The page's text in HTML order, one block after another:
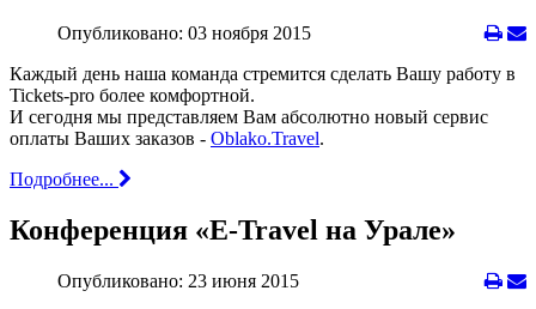
Опубликовано: 03 ноября 2015
Каждый день наша команда стремится сделать Вашу работу в
Tickets-pro более комфортной.
И сегодня мы представляем Вам абсолютно новый сервис
оплаты Ваших заказов - Oblako.Travel.
Подробнее...
Конференция «E-Travel на Урале»
Опубликовано: 23 июня 2015